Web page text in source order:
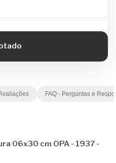
FAQ - Perguntas e
06x30 cm OPA - 1937 -